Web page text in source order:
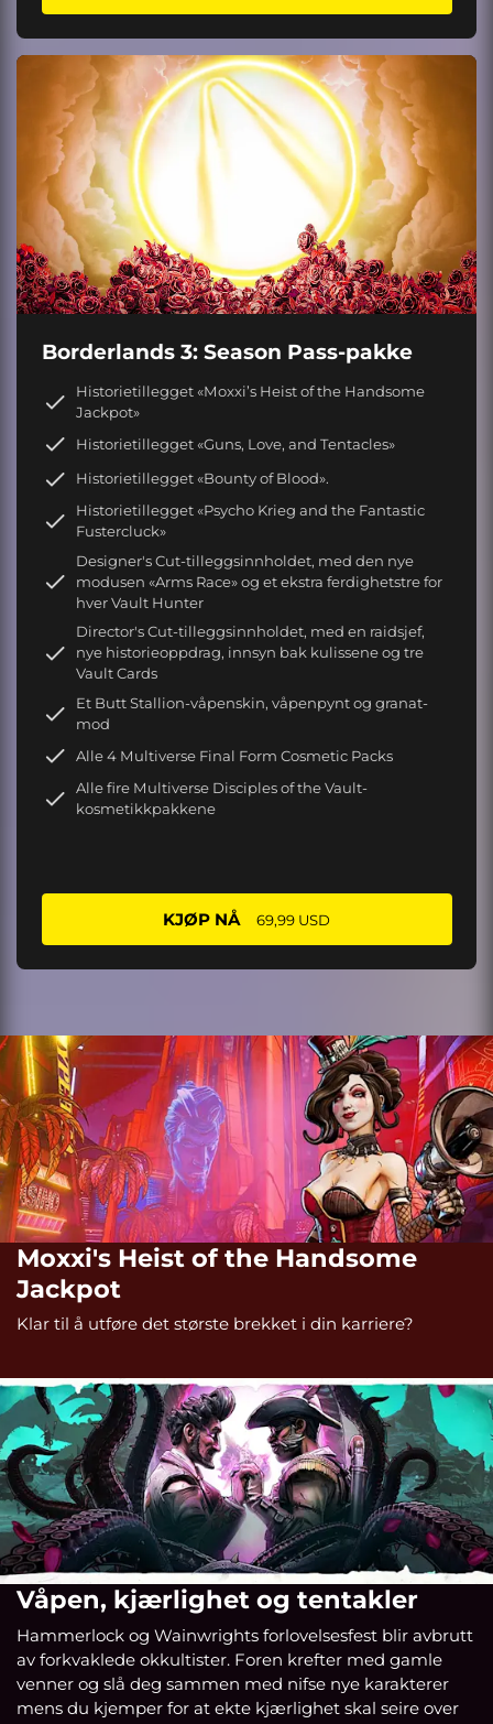
Borderlands 3: Season Pass-pakke
Historietillegget «Moxxi’s Heist of the Handsome
Jackpot»
Historietillegget «Guns, Love, and Tentacles»
Historietillegget «Bounty of Blood».
Historietillegget «Psycho Krieg and the Fantastic
Fustercluck»
Designer's Cut-tilleggsinnholdet, med den nye
modusen «Arms Race» og et ekstra ferdighetstre for
hver Vault Hunter
Director's Cut-tilleggsinnholdet, med en raidsjef,
nye historieoppdrag, innsyn bak kulissene og tre
Vault Cards
Et Butt Stallion-våpenskin, våpenpynt og granat-
mod
Alle 4 Multiverse Final Form Cosmetic Packs
Alle fire Multiverse Disciples of the Vault-
kosmetikkpakkene
KJØP NÅ 69,99 USD
Moxxi's Heist of the Handsome
Jackpot
Klar til å utføre det største brekket i din karriere?
Våpen, kjærlighet og tentakler
Hammerlock og Wainwrights forlovelsesfest blir avbrutt
av forkvaklede okkultister. Foren krefter med gamle
venner og slå deg sammen med nifse nye karakterer
mens du kjemper for at ekte kjærlighet skal seire over